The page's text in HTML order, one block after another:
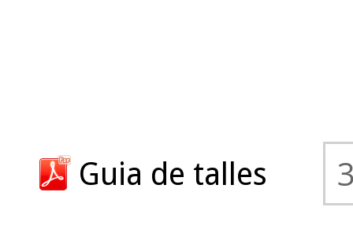
Guia de talles